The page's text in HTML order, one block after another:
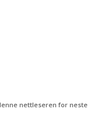
nettleseren for neste